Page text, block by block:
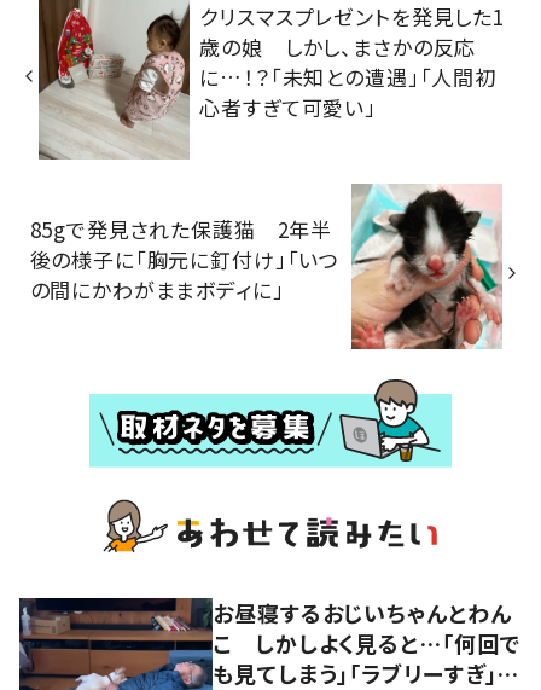
クリスマスプレゼントを発見した1
歳の娘 しかし、まさかの反応
に…！？「未知との遭遇」「人間初
心者すぎて可愛い」
85gで発見された保護猫 2年半
後の様子に「胸元に釘付け」「いつ
の間にかわがままボディに」
お昼寝するおじいちゃんとわん
こ しかしよく見ると…「何回で
も見てしまう」「ラブリーすぎ」の